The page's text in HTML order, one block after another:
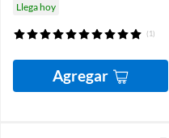
Llega hoy
(1)
Agregar